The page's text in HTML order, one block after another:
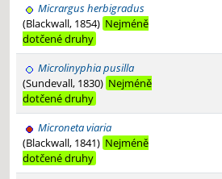
Micrargus herbigradus
(Blackwall, 1854) Nejméně
dotčené druhy
Microlinyphia pusilla
(Sundevall, 1830) Nejméně
dotčené druhy
Microneta viaria
(Blackwall, 1841) Nejméně
dotčené druhy